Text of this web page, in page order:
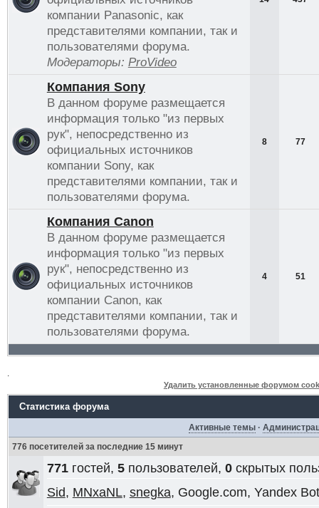
компании Panasonic, как
представителями компании, так и
пользователями форума.
Модераторы: ProVideo
Компания Sony
В данном форуме размещается
информация только "из первых
рук", непосредственно из
официальных источников
компании Sony, как
представителями компании, так и
пользователями форума.
8 77
Компания Canon
В данном форуме размещается
информация только "из первых
рук", непосредственно из
официальных источников
компании Canon, как
представителями компании, так и
пользователями форума.
4 51
Удалить установленные форумом
Статистика форума
Активные темы·
776 посетителей за последние 15 минут
771гостей, 5пользователей, 0скрытых
Sid, MNxaNL, snegka, Google.com, Yandex